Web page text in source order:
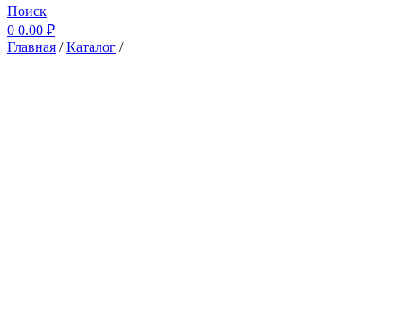
Поиск
0 0.00 ₽
Главная /Каталог /